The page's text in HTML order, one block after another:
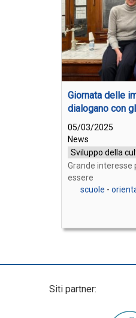
Giornata delle
dialogano con
05/03/2025
News
Sviluppo della
Grande interesse
essere
scuole -
Siti partner: